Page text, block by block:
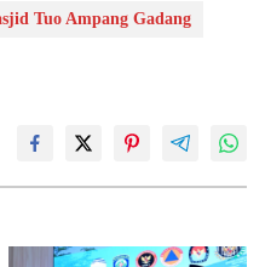
Tuo Ampang Gadang